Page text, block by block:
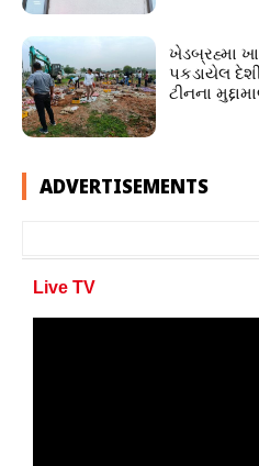
ખેડબ્રહ્મા
પકડાયેલ
ટીનના
ADVERTISEMENTS